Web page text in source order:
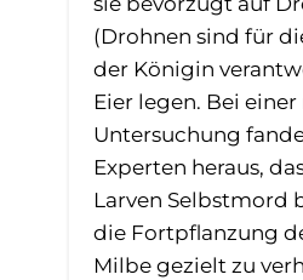
(Drohnen sind für
der Königin
Eier legen. Bei einer
Untersuchung
Experten heraus,
Larven Selbstmord
die Fortpflanzung
Milbe gezielt zu